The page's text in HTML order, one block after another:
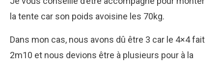
la tente car son poids avoisine les 70kg.
Dans mon cas, nous avons dû être 3 car le 4×4 fait
2m10 et nous devions être à plusieurs pour à la